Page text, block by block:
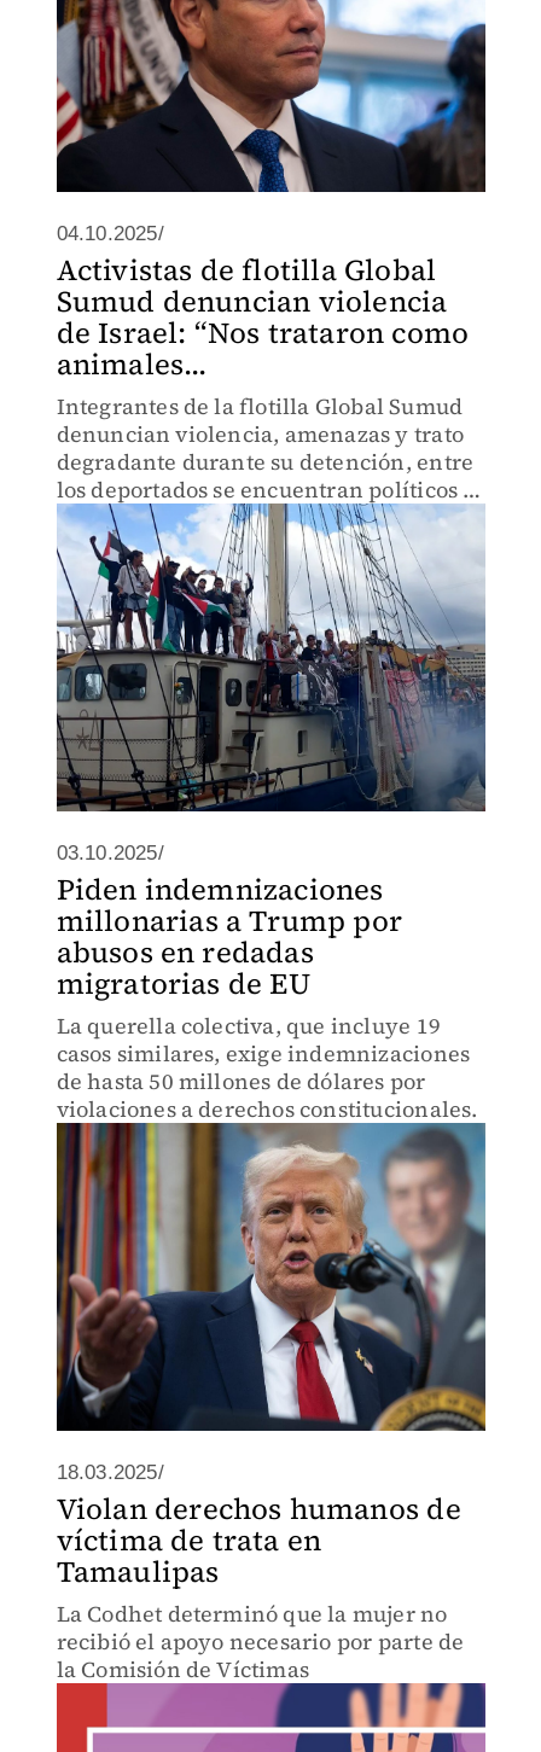
04.10.2025/
Activistas de flotilla Global
Sumud denuncian violencia
de Israel: “Nos trataron como
animales...
Integrantes de la flotilla Global Sumud
denuncian violencia, amenazas y trato
degradante durante su detención, entre
los deportados se encuentran políticos y
defensores de derechos humanos.
03.10.2025/
Piden indemnizaciones
millonarias a Trump por
abusos en redadas
migratorias de EU
La querella colectiva, que incluye 19
casos similares, exige indemnizaciones
de hasta 50 millones de dólares por
violaciones a derechos constitucionales.
18.03.2025/
Violan derechos humanos de
víctima de trata en
Tamaulipas
La Codhet determinó que la mujer no
recibió el apoyo necesario por parte de
la Comisión de Víctimas